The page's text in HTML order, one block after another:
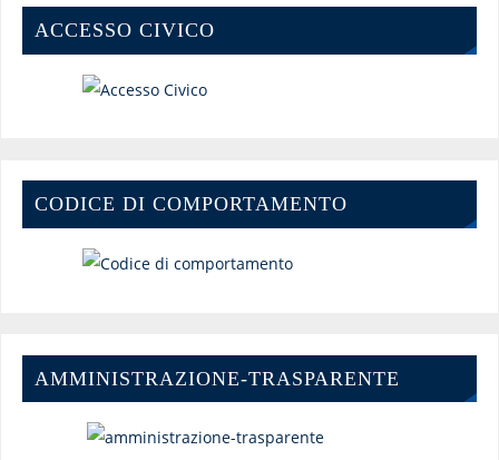
ACCESSO CIVICO
CODICE DI COMPORTAMENTO
AMMINISTRAZIONE-TRASPARENTE